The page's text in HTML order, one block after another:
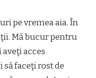
pe vremea aia. În
Mă bucur pentru
acces
faceţi rost de